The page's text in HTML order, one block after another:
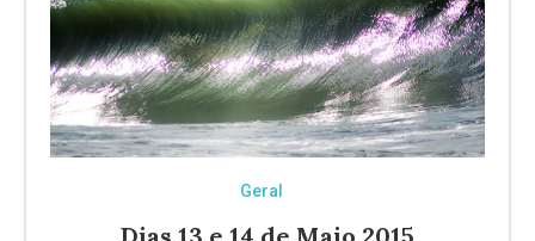
Geral